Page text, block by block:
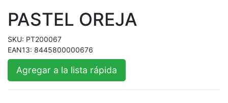
PASTEL OREJA
SKU: PT200067
EAN13: 8445800000676
Agregar a la lista rápida